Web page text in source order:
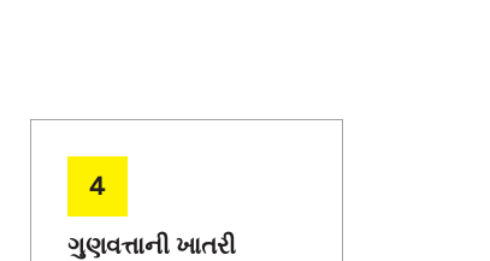
ગુણવત્તાની ખાતરી
4